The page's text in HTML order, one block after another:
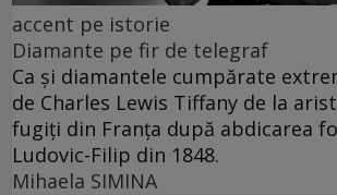
accent pe istorie
Diamante pe fir de telegraf
Ca și diamantele cumpărate
de Charles Lewis Tiffany de la
fugiți din Franța după abdicarea
Ludovic-Filip din 1848.
Mihaela SIMINA